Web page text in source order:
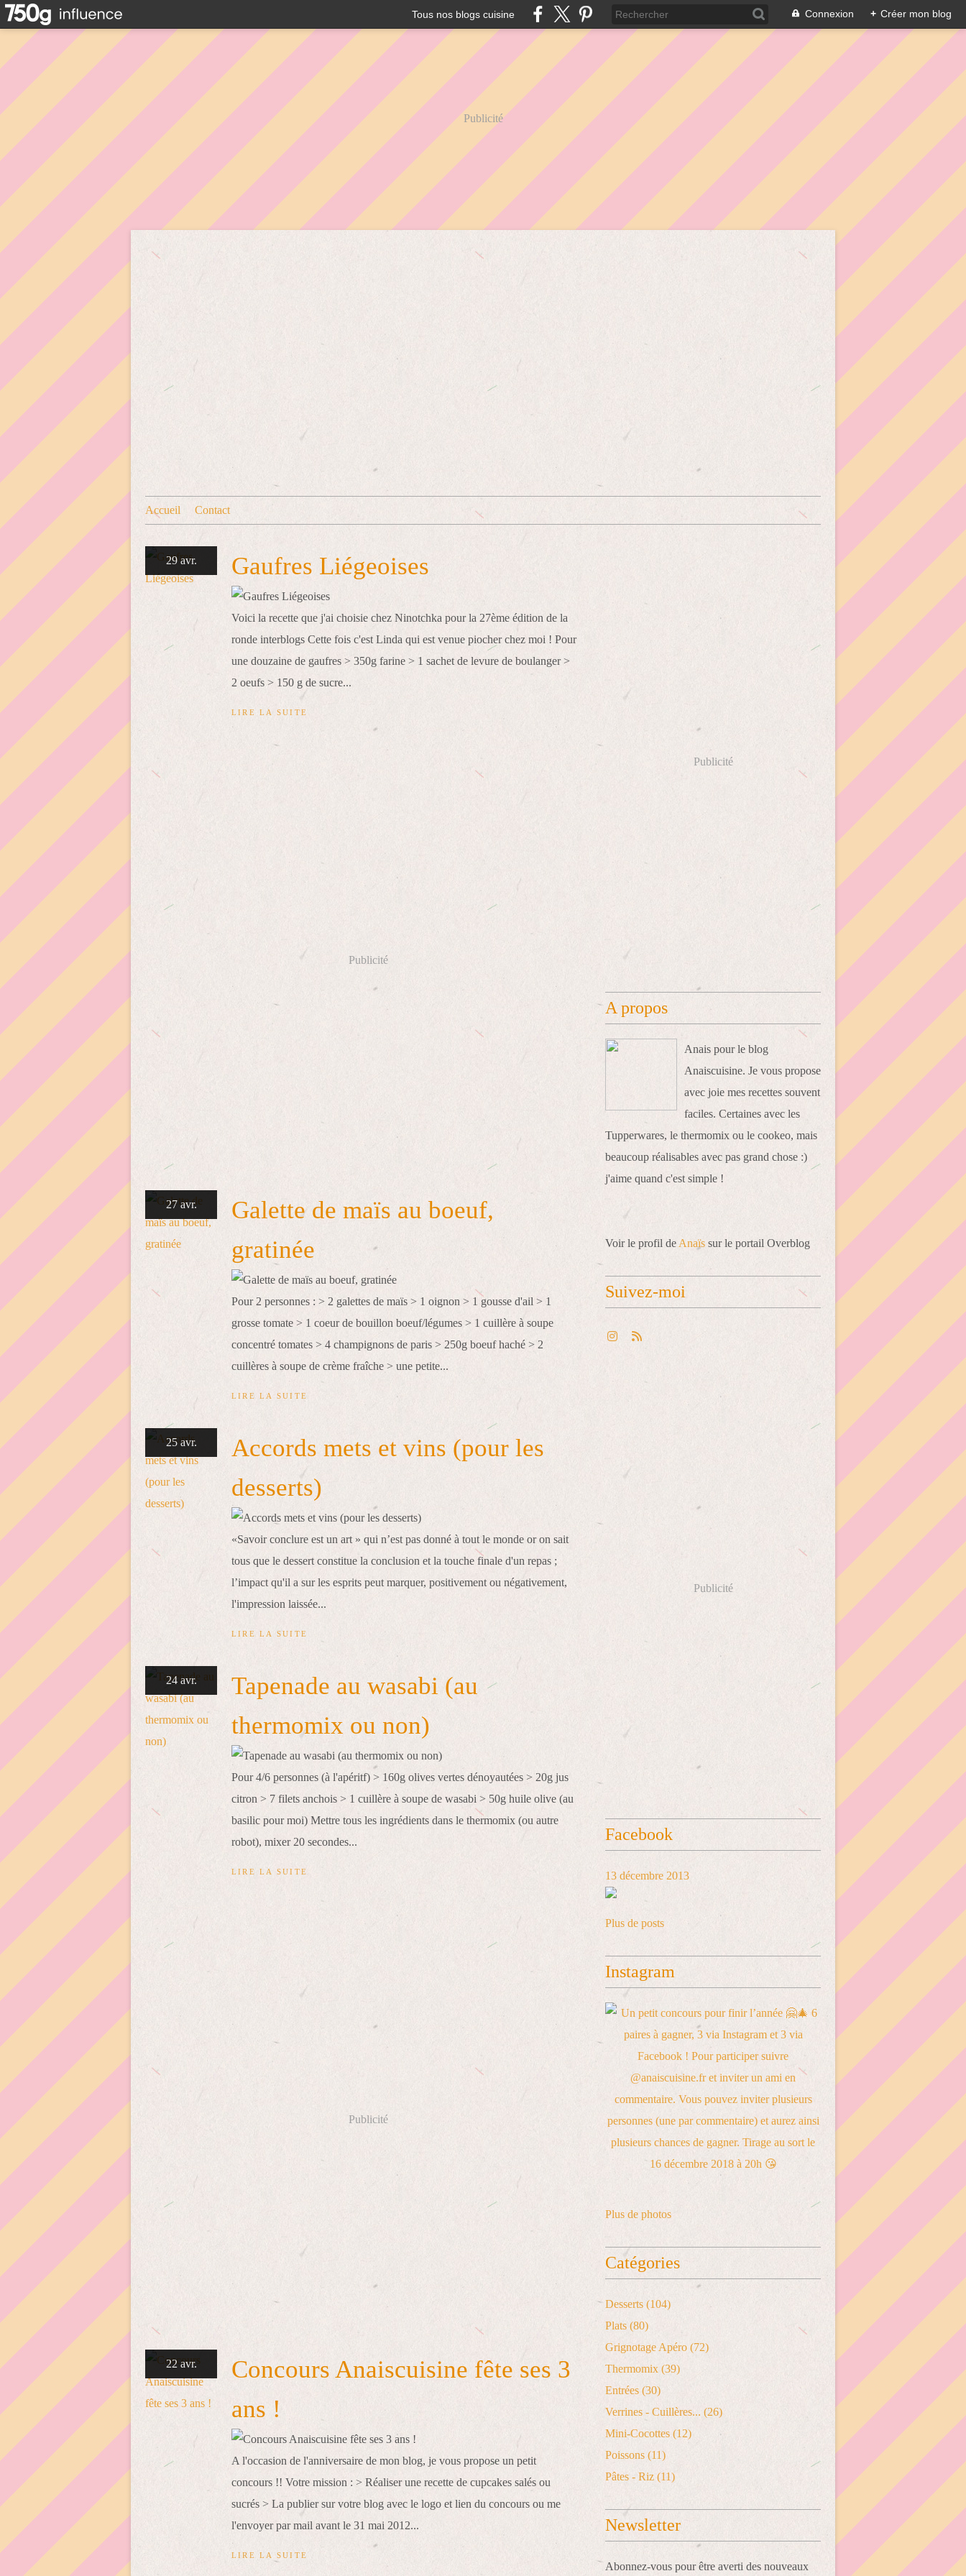
Tous nos blogs cuisine Connexion + Créer mon blog
Publicité
Accueil Contact
29 avr. Gaufres Liégeoises
Voici la recette que j'ai choisie chez Ninotchka pour la 27ème édition de la
ronde interblogs Cette fois c'est Linda qui est venue piocher chez moi ! Pour
une douzaine de gaufres > 350g farine > 1 sachet de levure de boulanger >
2 oeufs > 150 g de sucre...
LIRE LA SUITE
Publicité
27 avr.
Galette de maïs au boeuf,
gratinée
Pour 2 personnes : > 2 galettes de maïs > 1 oignon > 1 gousse d'ail > 1
grosse tomate > 1 coeur de bouillon boeuf/légumes > 1 cuillère à soupe
concentré tomates > 4 champignons de paris > 250g boeuf haché > 2
cuillères à soupe de crème fraîche > une petite...
LIRE LA SUITE
25 avr.
Accords mets et vins (pour les
desserts)
«Savoir conclure est un art » qui n’est pas donné à tout le monde or on sait
tous que le dessert constitue la conclusion et la touche finale d'un repas ;
l’impact qu'il a sur les esprits peut marquer, positivement ou négativement,
l'impression laissée...
LIRE LA SUITE
24 avr.
Tapenade au wasabi (au
thermomix ou non)
Pour 4/6 personnes (à l'apéritf) > 160g olives vertes dénoyautées > 20g jus
citron > 7 filets anchois > 1 cuillère à soupe de wasabi > 50g huile olive (au
basilic pour moi) Mettre tous les ingrédients dans le thermomix (ou autre
robot), mixer 20 secondes...
LIRE LA SUITE
Publicité
22 avr.
Concours Anaiscuisine fête ses 3
ans !
A l'occasion de l'anniversaire de mon blog, je vous propose un petit
concours !! Votre mission : > Réaliser une recette de cupcakes salés ou
sucrés > La publier sur votre blog avec le logo et lien du concours ou me
l'envoyer par mail avant le 31 mai 2012...
LIRE LA SUITE
Publicité
A propos
Anais pour le blog
Anaiscuisine. Je vous propose
avec joie mes recettes souvent
faciles. Certaines avec les
Tupperwares, le thermomix ou le cookeo, mais
beaucoup réalisables avec pas grand chose :)
j'aime quand c'est simple !
Voir le profil de Anaïs sur le portail Overblog
Suivez-moi
Publicité
Facebook
13 décembre 2013
Plus de posts
Instagram
Plus de photos
Catégories
Desserts (104)
Plats (80)
Grignotage Apéro (72)
Thermomix (39)
Entrées (30)
Verrines - Cuillères... (26)
Mini-Cocottes (12)
Poissons (11)
Pâtes - Riz (11)
Newsletter
Abonnez-vous pour être averti des nouveaux